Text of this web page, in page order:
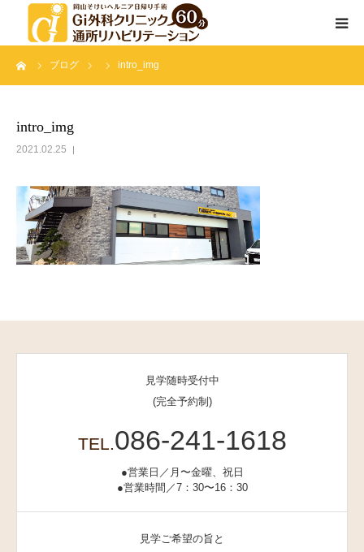
ブログ intro_img
intro_img
2021.02.25
見学随時受付中
(完全予約制)
TEL.086-241-1618
●営業日／月〜金曜、祝日
●営業時間／7：30〜16：30
見学ご希望の旨と
通所リハビリテーションとは
スタッフ紹介